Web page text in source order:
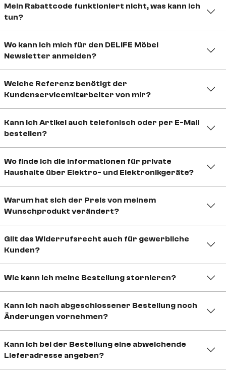
Mein Rabattcode funktioniert nicht, was kann ich
tun?
Wo kann ich mich für den DELIFE Möbel
Newsletter anmelden?
Welche Referenz benötigt der
Kundenservicemitarbeiter von mir?
Kann ich Artikel auch telefonisch oder per E-Mail
bestellen?
Wo finde ich die Informationen für private
Haushalte über Elektro- und Elektronikgeräte?
Warum hat sich der Preis von meinem
Wunschprodukt verändert?
Gilt das Widerrufsrecht auch für gewerbliche
Kunden?
Wie kann ich meine Bestellung stornieren?
Kann ich nach abgeschlossener Bestellung noch
Änderungen vornehmen?
Kann ich bei der Bestellung eine abweichende
Lieferadresse angeben?